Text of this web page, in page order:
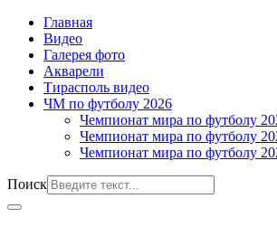
Главная
Видео
Галерея фото
Акварели
Тирасполь видео
ЧМ по футболу 2026
Чемпионат мира по футболу
Чемпионат мира по футболу
Чемпионат мира по футболу
Поиск